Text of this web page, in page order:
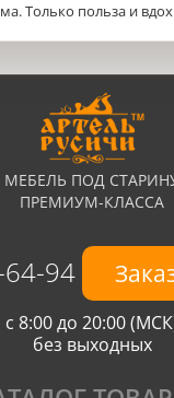
Только польза и
МЕБЕЛЬ ПОД
ПРЕМИУМ-КЛАССА
94
с 8:00 до 20:00
без выходных